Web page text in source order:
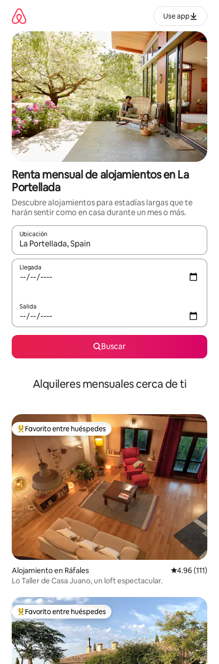
contenido
Use app
Renta mensual de alojamientos en La
Portellada
Descubre alojamientos para estadías largas que te
harán sentir como en casa durante un mes o más.
Ubicación
Cuando los resultados estén disponibles, navega con las
Llegada
Salida
Buscar
Alquileres mensuales cerca de ti
Favorito entre huéspedes preferido
Favorito entre huéspedes
Alojamiento en Ráfales Calificación
4.96 (111)
Lo Taller de Casa Juano, un loft espectacular.
Favorito entre huéspedes preferido
Favorito entre huéspedes